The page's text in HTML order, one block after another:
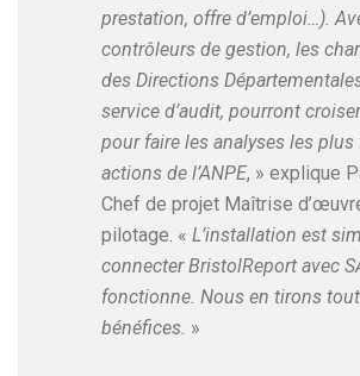
prestation, offre d’emploi…).
contrôleurs de gestion, les
des Directions
service d’audit, pourront
pour faire les analyses les
actions de l’ANPE, » explique
Chef de projet Maîtrise
pilotage. « L’installation est
connecter BristolReport avec
fonctionne. Nous en tirons
bénéfices. »